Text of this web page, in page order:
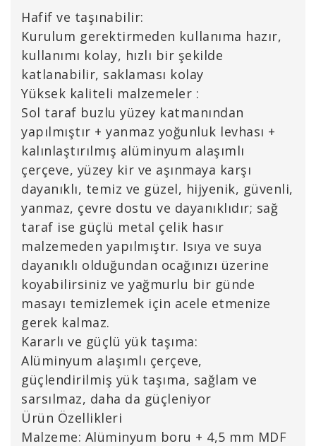
Hafif ve taşınabilir:
Kurulum gerektirmeden kullanıma hazır,
kullanımı kolay, hızlı bir şekilde
katlanabilir, saklaması kolay
Yüksek kaliteli malzemeler :
Sol taraf buzlu yüzey katmanından
yapılmıştır + yanmaz yoğunluk levhası +
kalınlaştırılmış alüminyum alaşımlı
çerçeve, yüzey kir ve aşınmaya karşı
dayanıklı, temiz ve güzel, hijyenik, güvenli,
yanmaz, çevre dostu ve dayanıklıdır; sağ
taraf ise güçlü metal çelik hasır
malzemeden yapılmıştır. Isıya ve suya
dayanıklı olduğundan ocağınızı üzerine
koyabilirsiniz ve yağmurlu bir günde
masayı temizlemek için acele etmenize
gerek kalmaz.
Kararlı ve güçlü yük taşıma:
Alüminyum alaşımlı çerçeve,
güçlendirilmiş yük taşıma, sağlam ve
sarsılmaz, daha da güçleniyor
Ürün Özellikleri
Malzeme: Alüminyum boru + 4,5 mm MDF